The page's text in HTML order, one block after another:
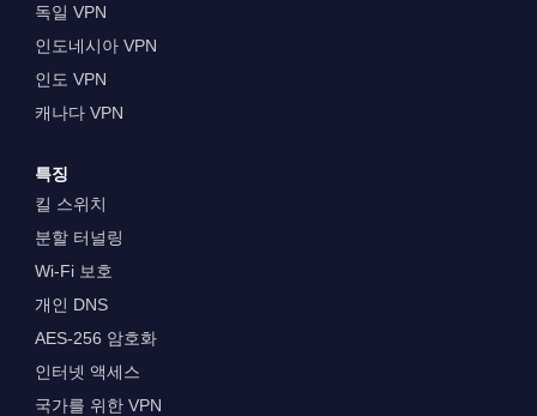
독일 VPN
인도네시아 VPN
인도 VPN
캐나다 VPN
특징
킬 스위치
분할 터널링
Wi-Fi 보호
개인 DNS
AES-256 암호화
인터넷 액세스
국가를 위한 VPN